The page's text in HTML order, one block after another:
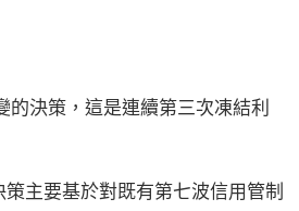
決策，這是連續第三次凍結利
主要基於對既有第七波信用管制